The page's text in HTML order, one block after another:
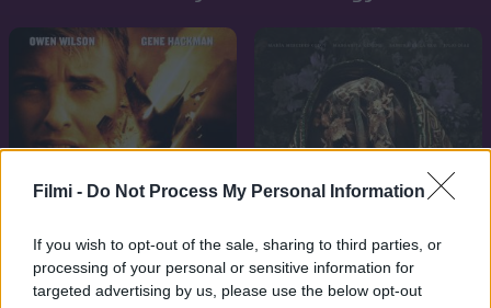
Filmi - Do Not Process My Personal Information
If you wish to opt-out of the sale, sharing to third parties, or
processing of your personal or sensitive information for
targeted advertising by us, please use the below opt-out